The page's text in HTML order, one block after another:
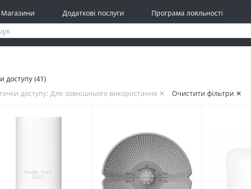
Магазини Додаткові послуги Програма лояльності
доступу (41)
доступу: Для зовнішнього використання ✕
Очистити фільтри ✕